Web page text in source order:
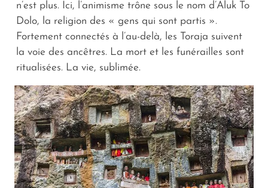
n’est plus. Ici, l’animisme trône sous le nom d’Aluk To
Dolo, la religion des « gens qui sont partis ».
Fortement connectés à l’au-delà, les Toraja suivent
la voie des ancêtres. La mort et les funérailles sont
ritualisées. La vie, sublimée.